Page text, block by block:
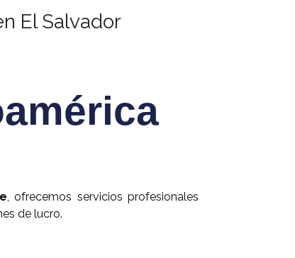
El Salvador
, ofrecemos servicios profesionales
de lucro.